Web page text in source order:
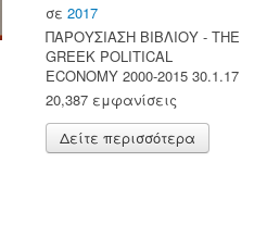
σε 2017
ΠΑΡΟΥΣΙΑΣΗ ΒΙΒΛΙΟΥ - ΤΗΕ
GREEK POLITICAL
ECONOMY 2000-2015 30.1.17
20,387 εμφανίσεις
Δείτε περισσότερα